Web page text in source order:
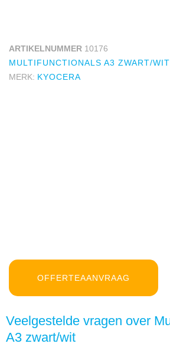
ARTIKELNUMMER 10176
MULTIFUNCTIONALS A3 ZWART/WIT
MERK: KYOCERA
OFFERTEAANVRAAG
Veelgestelde vragen over
A3 zwart/wit